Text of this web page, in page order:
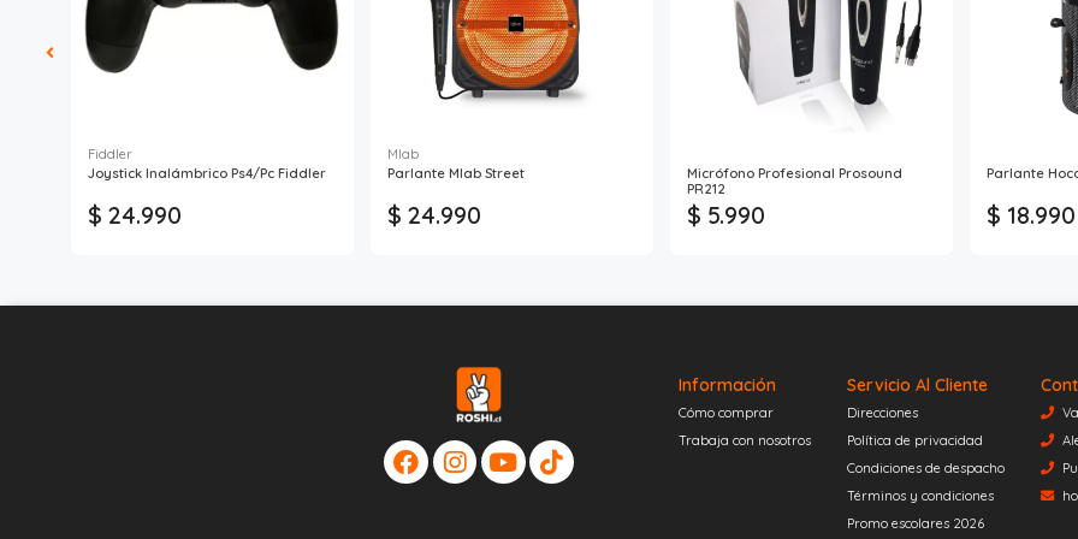
Fiddler
Joystick Inalámbrico Ps4/Pc Fiddler
$ 24.990
Mlab
Parlante Mlab Street
$ 24.990
Micrófono Profesional Prosound
PR212
$ 5.990
Parlante
$ 18.990
Información
Cómo comprar
Trabaja con nosotros
Servicio Al Cliente
Direcciones
Política de privacidad
Condiciones de despacho
Términos y condiciones
Promo escolares 2026